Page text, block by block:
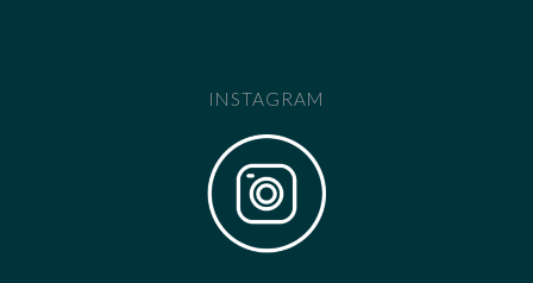
INSTAGRAM